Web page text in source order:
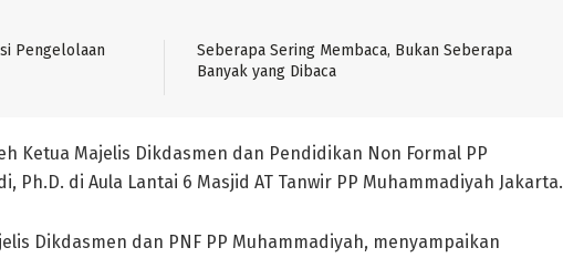
Pengelolaan
Seberapa Sering Membaca, Bukan Seberapa
Banyak yang Dibaca
Ketua Majelis Dikdasmen dan Pendidikan Non Formal PP
Ph.D. di Aula Lantai 6 Masjid AT Tanwir PP Muhammadiyah Jakarta.
Dikdasmen dan PNF PP Muhammadiyah, menyampaikan